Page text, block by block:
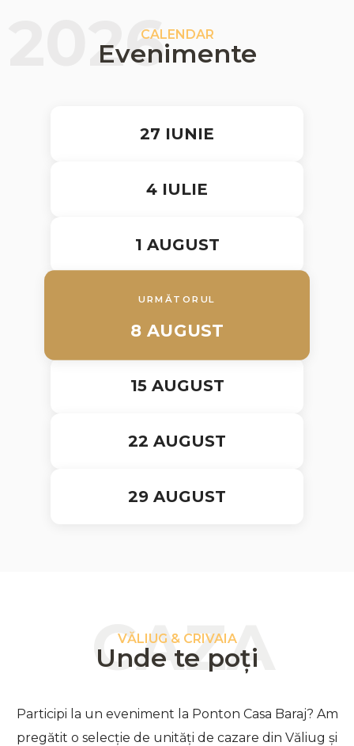
CALENDAR
Evenimente
2026
27 IUNIE
4 IULIE
1 AUGUST
URMĂTORUL
8 AUGUST
15 AUGUST
22 AUGUST
29 AUGUST
VĂLIUG & CRIVAIA
Unde te poți
CAZA
Participi la un eveniment la Ponton Casa Baraj? Am
pregătit o selecție de unități de cazare din Văliug și